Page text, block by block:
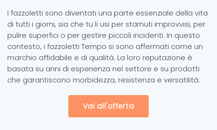
I fazzoletti sono diventati una parte essenziale della vita
di tutti i giorni, sia che tu li usi per starnuti improvvisi, per
pulire superfici o per gestire piccoli incidenti. In questo
contesto, i fazzoletti Tempo si sono affermati come un
marchio affidabile e di qualità. La loro reputazione è
basata su anni di esperienza nel settore e su prodotti
che garantiscono morbidezza, resistenza e versatilità.
Vai all'offerta